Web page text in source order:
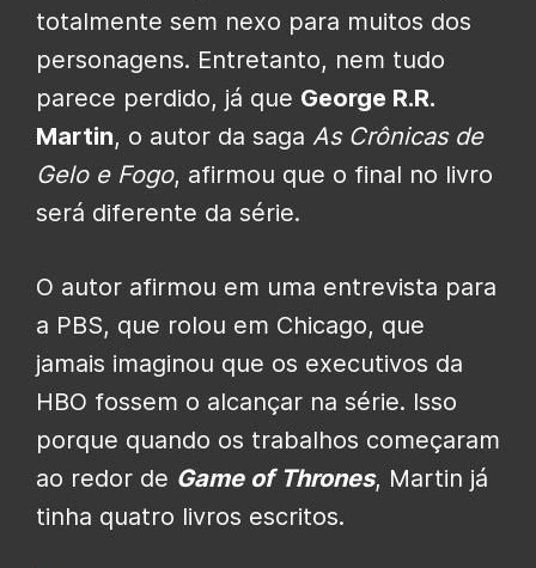
totalmente sem nexo para muitos dos
personagens. Entretanto, nem tudo
parece perdido, já que George R.R.
Martin, o autor da saga As Crônicas de
Gelo e Fogo, afirmou que o final no livro
será diferente da série.
O autor afirmou em uma entrevista para
a PBS, que rolou em Chicago, que
jamais imaginou que os executivos da
HBO fossem o alcançar na série. Isso
porque quando os trabalhos começaram
ao redor de Game of Thrones, Martin já
tinha quatro livros escritos.